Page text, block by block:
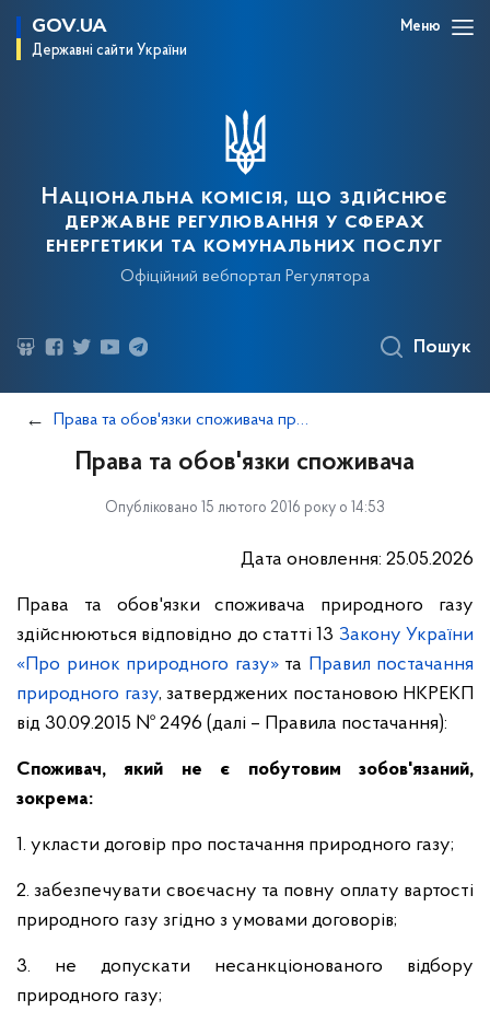
GOV.UA
Державні сайти України
Меню
Національна комісія, що здійснює
державне регулювання у сферах
енергетики та комунальних послуг
Офіційний вебпортал Регулятора
Пошук
Права та обов'язки споживача природного газу
Права та обов'язки споживача
Опубліковано 15 лютого 2016 року о 14:53
Дата оновлення: 25.05.2026
Права та обов'язки споживача природного газу
здійснюються відповідно до статті 13 Закону України
«Про ринок природного газу»та Правил постачання
природного газу, затверджених постановою НКРЕКП
від 30.09.2015 № 2496 (далі – Правила постачання):
Споживач, який не є побутовим зобов'язаний,
зокрема:
1. укласти договір про постачання природного газу;
2. забезпечувати своєчасну та повну оплату вартості
природного газу згідно з умовами договорів;
3. не допускати несанкціонованого відбору
природного газу;